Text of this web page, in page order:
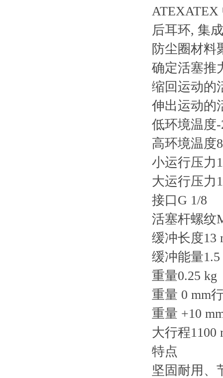
ATEXATEX
后耳环, 集
防尘圈材料
确定活塞推
缩回运动的
伸出运动的
低环境温度-
高环境温度
小运行压力
大运行压力
接口G 1/8
活塞杆螺纹
缓冲长度13
缓冲能量1.5
重量0.25 kg
重量 0 mm
重量 +10
大行程1100
特点
坚固耐用、